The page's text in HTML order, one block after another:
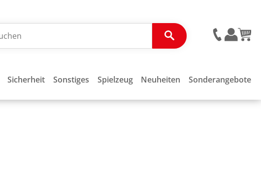
Sicherheit Sonstiges Spielzeug Neuheiten Sonderangebote